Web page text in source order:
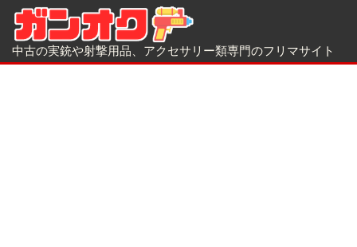
中古の実銃や射撃用品、アクセサリー類専門のフリマサイト